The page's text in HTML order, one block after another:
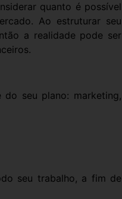
quanto é possível
Ao estruturar seu
a realidade pode ser
seu plano: marketing,
seu trabalho, a fim de